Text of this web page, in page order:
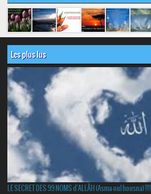
Les plus lus
LE SECRET DES 99 NOMS d'ALLÂH (Asma-oul housna) !!!!